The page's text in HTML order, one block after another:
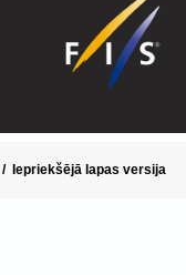
/ Iepriekšējā lapas versija